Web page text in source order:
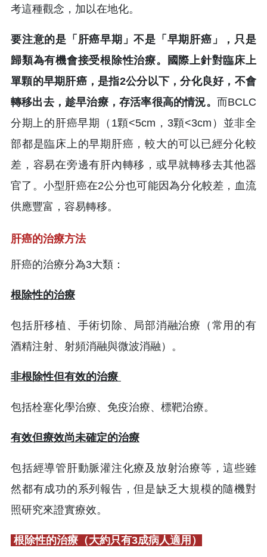
考這種觀念，加以在地化。
要注意的是「肝癌早期」不是「早期肝癌」，只是
歸類為有機會接受根除性治療。國際上針對臨床上
單顆的早期肝癌，是指2公分以下，分化良好，不會
轉移出去，趁早治療，存活率很高的情況。 而BCLC
分期上的肝癌早期（1顆<5cm，3顆<3cm）並非全
部都是臨床上的早期肝癌，較大的可以已經分化較
差，容易在旁邊有肝內轉移，或早就轉移去其他器
官了。小型肝癌在2公分也可能因為分化較差，血流
供應豐富，容易轉移。
肝癌的治療方法
肝癌的治療分為3大類：
根除性的治療
包括肝移植、手術切除、局部消融治療（常用的有
酒精注射、射頻消融與微波消融）。
非根除性但有效的治療
包括栓塞化學治療、免疫治療、標靶治療。
有效但療效尚未確定的治療
包括經導管肝動脈灌注化療及放射治療等，這些雖
然都有成功的系列報告，但是缺乏大規模的隨機對
照研究來證實療效。
根除性的治療（大約只有3成病人適用）